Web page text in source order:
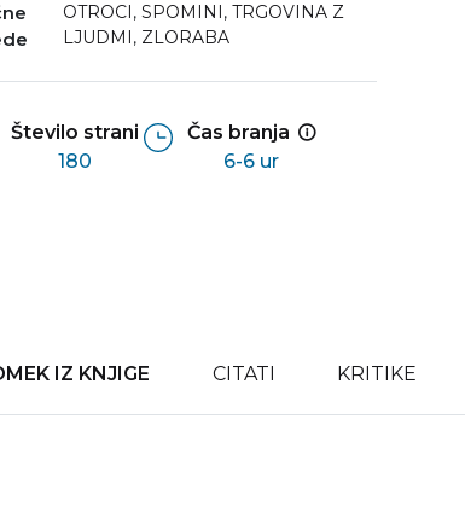
OTROCI, SPOMINI, TRGOVINA Z
LJUDMI, ZLORABA
Število strani
180
Čas branja
6-6 ur
IZ KNJIGE CITATI KRITIKE